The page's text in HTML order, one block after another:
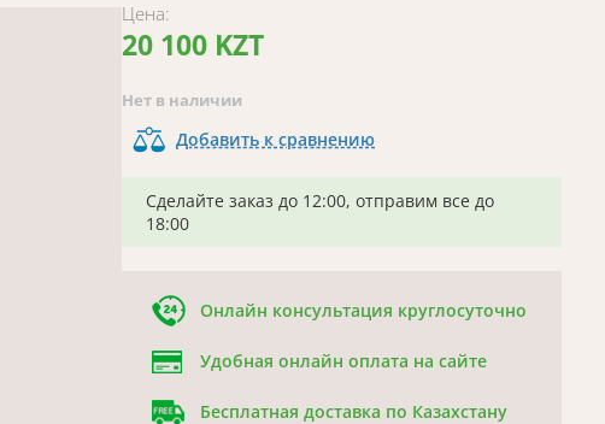
Цена:
20 100 KZT
Нет в наличии
Добавить к сравнению
Сделайте заказ до 12:00, отправим все до
18:00
Онлайн консультация круглосуточно
Удобная онлайн оплата на сайте
Бесплатная доставка по Казахстану